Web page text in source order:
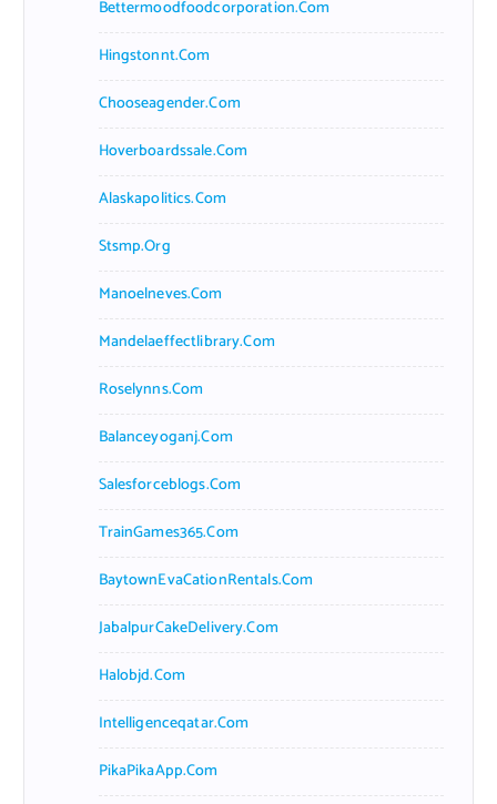
Bettermoodfoodcorporation.com
Hingstonnt.com
Chooseagender.com
Hoverboardssale.com
Alaskapolitics.com
Stsmp.org
Manoelneves.com
Mandelaeffectlibrary.com
Roselynns.com
Balanceyoganj.com
Salesforceblogs.com
TrainGames365.com
BaytownEvaCationRentals.com
JabalpurCakeDelivery.com
Halobjd.com
Intelligenceqatar.com
PikaPikaApp.com